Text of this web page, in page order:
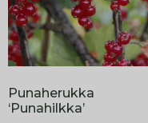
Punaherukka
‘Punahilkka’